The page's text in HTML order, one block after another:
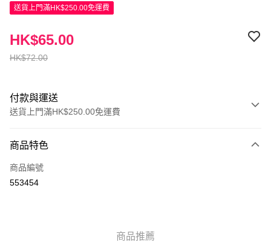
送貨上門滿HK$250.00免運費
HK$72.00
HK$65.00
付款與運送
送貨上門滿HK$250.00免運費
信用卡
Apple Pay
商品特色
商品編號
553454
商品推薦